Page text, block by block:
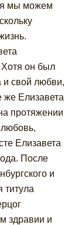
мы можем
он был
и свой любви,
же Елизавета
протяжении
Елизавета
После
и
титула
здравии и